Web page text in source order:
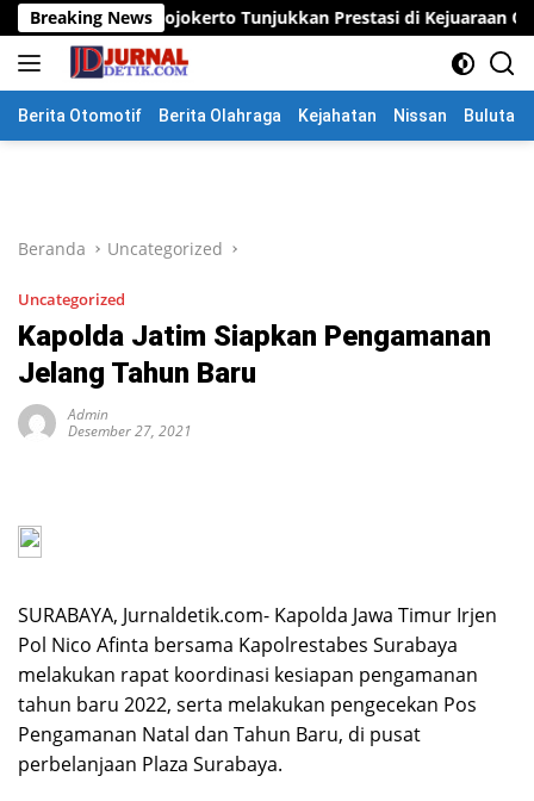
Langsung
ke
konten
Breaking News
Tunjukkan Prestasi di Kejuaraan Open Piala Wali Kota
Berita Otomotif Berita Olahraga Kejahatan Nissan
Beranda Uncategorized
Uncategorized
Kapolda Jatim Siapkan Pengamanan
Jelang Tahun Baru
Admin
Desember 27, 2021
SURABAYA, Jurnaldetik.com- Kapolda Jawa Timur Irjen
Pol Nico Afinta bersama Kapolrestabes Surabaya
melakukan rapat koordinasi kesiapan pengamanan
tahun baru 2022, serta melakukan pengecekan Pos
Pengamanan Natal dan Tahun Baru, di pusat
perbelanjaan Plaza Surabaya.